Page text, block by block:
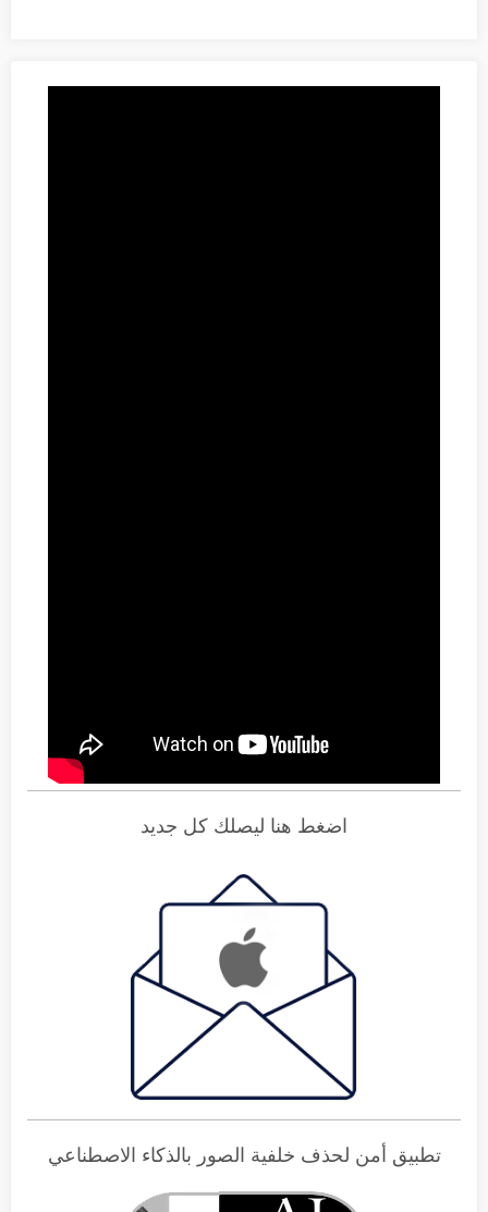
اضغط هنا ليصلك كل جديد
تطبيق أمن لحذف خلفية الصور بالذكاء الاصطناعي